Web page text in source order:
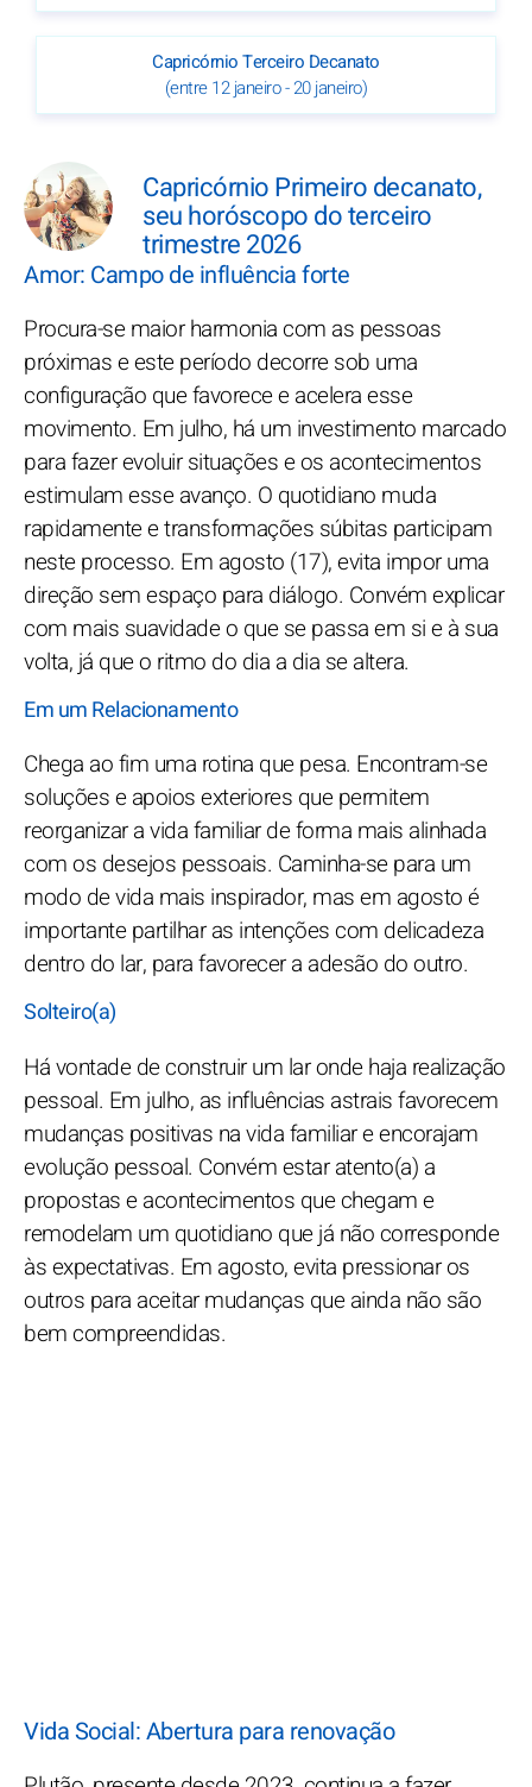
Capricórnio Terceiro Decanato
(entre 12 janeiro - 20 janeiro)
Capricórnio Primeiro decanato,
seu horóscopo do terceiro
trimestre 2026
Amor: Campo de influência forte
Procura-se maior harmonia com as pessoas
próximas e este período decorre sob uma
configuração que favorece e acelera esse
movimento. Em julho, há um investimento marcado
para fazer evoluir situações e os acontecimentos
estimulam esse avanço. O quotidiano muda
rapidamente e transformações súbitas participam
neste processo. Em agosto (17), evita impor uma
direção sem espaço para diálogo. Convém explicar
com mais suavidade o que se passa em si e à sua
volta, já que o ritmo do dia a dia se altera.
Em um Relacionamento
Chega ao fim uma rotina que pesa. Encontram-se
soluções e apoios exteriores que permitem
reorganizar a vida familiar de forma mais alinhada
com os desejos pessoais. Caminha-se para um
modo de vida mais inspirador, mas em agosto é
importante partilhar as intenções com delicadeza
dentro do lar, para favorecer a adesão do outro.
Solteiro(a)
Há vontade de construir um lar onde haja realização
pessoal. Em julho, as influências astrais favorecem
mudanças positivas na vida familiar e encorajam
evolução pessoal. Convém estar atento(a) a
propostas e acontecimentos que chegam e
remodelam um quotidiano que já não corresponde
às expectativas. Em agosto, evita pressionar os
outros para aceitar mudanças que ainda não são
bem compreendidas.
Vida Social: Abertura para renovação